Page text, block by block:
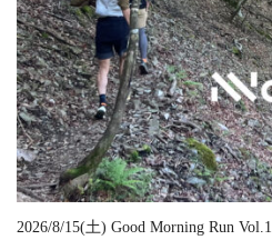
2026/8/15(土) Good Morning Run